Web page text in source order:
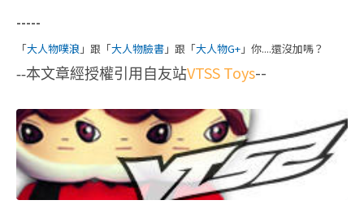
-----
「大人物噗浪 」跟「大人物臉書 」跟「大人物G+ 」你....還沒加嗎？
--本文章經授權引用自友站VTSS Toys--